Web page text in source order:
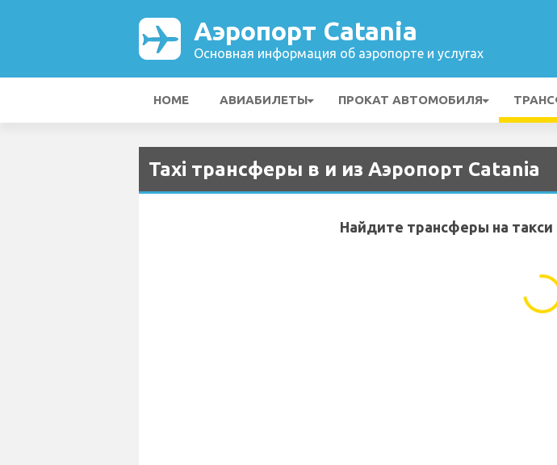
Аэропорт Catania
Основная информация об аэропорте и услугах
HOME АВИАБИЛЕТЫ ПРОКАТ АВТОМОБИЛЯ
Taxi трансферы в и из Аэропорт Catania
Найдите трансферы на